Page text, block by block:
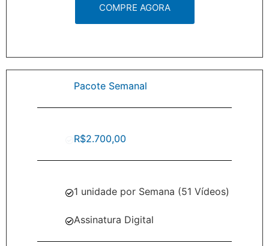
COMPRE AGORA
Pacote Semanal
R$2.700,00
1 unidade por Semana (51 Vídeos)
Assinatura Digital